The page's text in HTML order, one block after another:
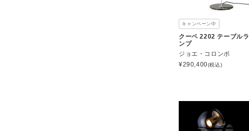
キャンペーン中
クーペ 2202 テーブルラ
ンプ
ジョエ・コロンボ
¥290,400(税込)